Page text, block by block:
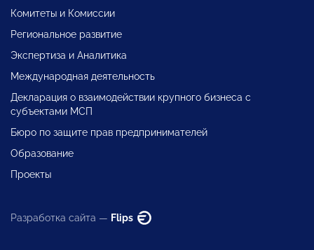
Комитеты и Комиссии
Региональное развитие
Экспертиза и Аналитика
Международная деятельность
Декларация о взаимодействии крупного бизнеса с
субъектами МСП
Бюро по защите прав предпринимателей
Образование
Проекты
Разработка сайта — Flips